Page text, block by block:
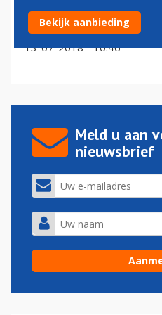
Brussel wil maatregelen
vluchtvertragingen
13-07-2018 - 10:46
Meld u aan
nieuwsbrief
Bekijk aanbieding